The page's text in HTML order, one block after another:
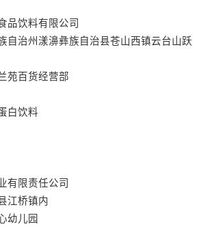
品饮料有限公司
自治州漾濞彝族自治县苍山西镇云台山跃
苑百货经营部
白饮料
有限责任公司
江桥镇内
幼儿园